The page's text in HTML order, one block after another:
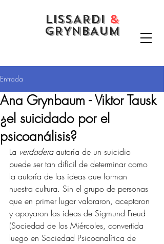
LISSARDI &
GRYNBAUM
Entrada
Ana Grynbaum - Viktor Tausk
¿el suicidado por el
psicoanálisis?
La verdadera autoría de un suicidio
puede ser tan difícil de determinar como
la autoría de las ideas que forman
nuestra cultura. Sin el grupo de personas
que en primer lugar valoraron, aceptaron
y apoyaron las ideas de Sigmund Freud
(Sociedad de los Miércoles, convertida
luego en Sociedad Psicoanalítica de